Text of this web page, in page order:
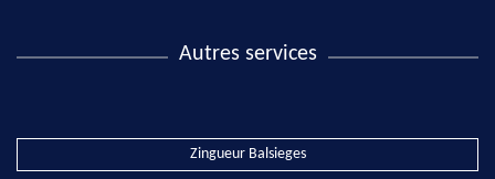
Autres services
Zingueur Balsieges